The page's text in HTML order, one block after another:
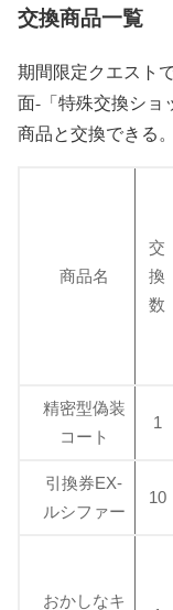
交換商品一覧
期間限定クエスト
面-「特殊交換ショ
商品と交換できる。
商品名
交
換
数
精密型偽装
コート
1
引換券EX-
ルシファー
10
おかしなキ